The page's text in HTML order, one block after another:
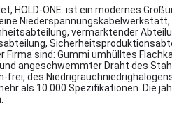
HOLD-ONE. ist ein modernes
vermarktender
Firma sind: Gummi umhülltes
angeschwemmter Draht des
frei, des
als 10.000 Spezifikationen. Die